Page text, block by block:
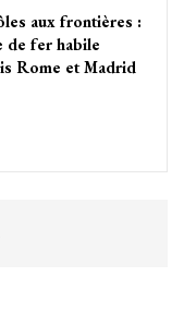
aux frontières :
de fer habile
Rome et Madrid